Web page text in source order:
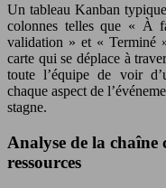
Un tableau Kanban
colonnes telles que « À
validation » et « Terminé
carte qui se déplace à
toute l’équipe de voir
chaque aspect de
stagne.
Analyse de la
ressources